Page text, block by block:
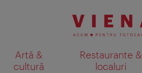
Artă &
cultură
Restaurante &
localuri